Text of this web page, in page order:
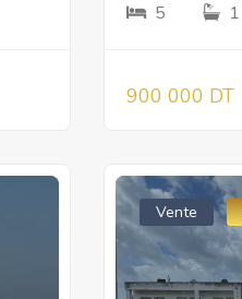
5 1
900 000 DT
Vente